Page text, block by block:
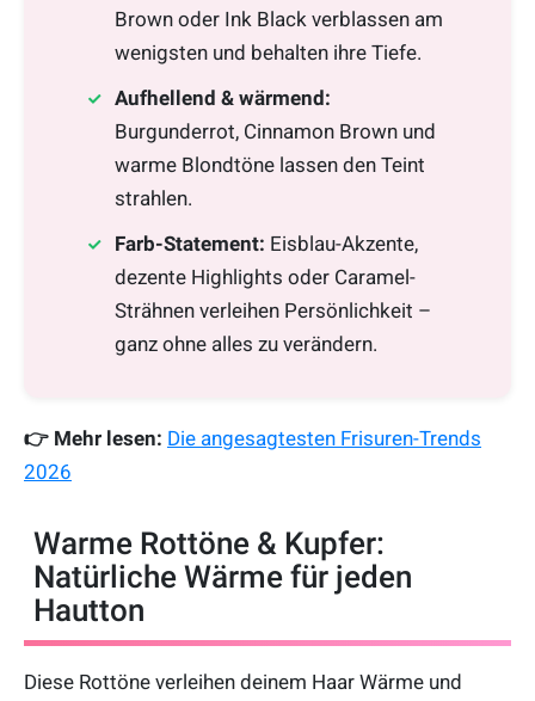
Brown oder Ink Black verblassen am
wenigsten und behalten ihre Tiefe.
Aufhellend & wärmend:
Burgunderrot, Cinnamon Brown und
warme Blondtöne lassen den Teint
strahlen.
Farb-Statement: Eisblau-Akzente,
dezente Highlights oder Caramel-
Strähnen verleihen Persönlichkeit –
ganz ohne alles zu verändern.
👉 Mehr lesen: Die angesagtesten Frisuren-Trends
2026
Warme Rottöne & Kupfer:
Natürliche Wärme für jeden
Hautton
Diese Rottöne verleihen deinem Haar Wärme und